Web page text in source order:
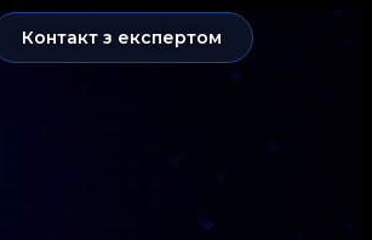
Контакт з експертом